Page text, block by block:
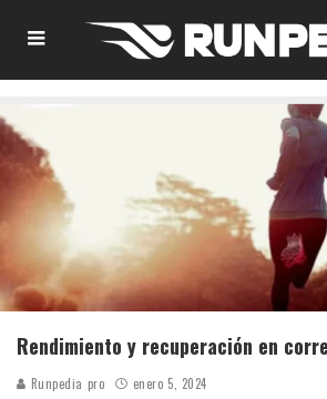
Rendimiento y recuperación en
Runpedia pro enero 5, 2024